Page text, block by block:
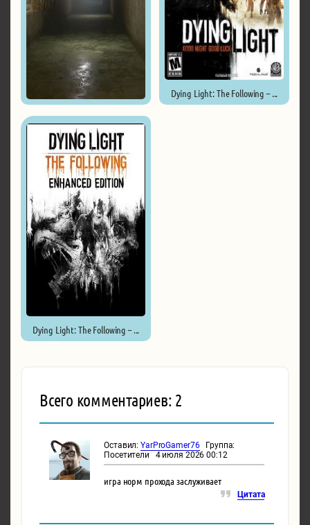
Dying Light: The Following – ...
Dying Light: The Following – ...
Всего комментариев: 2
Оставил:YarProGamer76Группа:
Посетители 4 июля 2026 00:12
игра норм прохода заслуживает
Цитата